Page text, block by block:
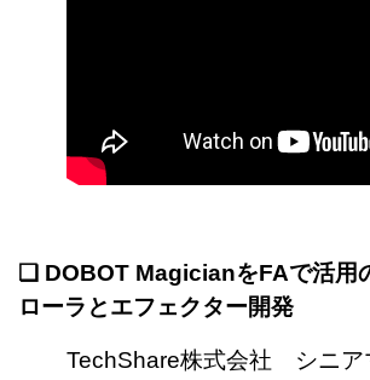
❏ DOBOT MagicianをFAで活用
ローラとエフェクター開発
TechShare株式会社 シニア